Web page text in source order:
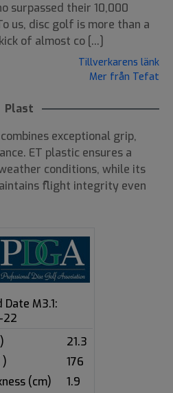
surpassed their 10,000
us, disc golf is more than a
of almost co [...]
Tillverkarens länk
Mer från Tefat
Plast
exceptional grip,
ET plastic ensures a
conditions, while its
flight integrity even
M3.1:
22
21.3
)
176
(cm)
1.9